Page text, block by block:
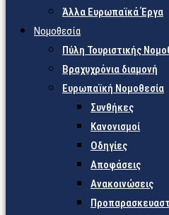
Άλλα Ευρωπαϊκά Έργα
Νομοθεσία
Πύλη Τουριστικής
Βραχυχρόνια διαμονή
Ευρωπαϊκή Νομοθεσία
Συνθήκες
Κανονισμοί
Οδηγίες
Αποφάσεις
Ανακοινώσεις